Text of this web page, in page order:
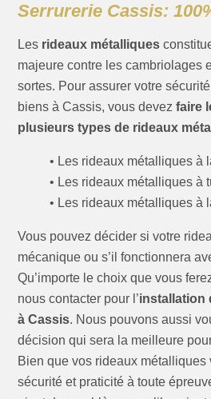
Serrurerie Cassis:
Les rideaux métalliques
majeure contre les cambriolages
sortes. Pour assurer votre
biens à Cassis, vous devezfaire
plusieurs types de rideaux
• Les rideaux métalliques à
• Les rideaux métalliques à
• Les rideaux métalliques à
Vous pouvez décider si votre
mécanique ou s’il fonctionnera
Qu’importe le choix que vous
nous contacter pour l’installation
à Cassis. Nous pouvons aussi
décision qui sera la meilleure
Bien que vos rideaux métalliques
sécurité et praticité à toute